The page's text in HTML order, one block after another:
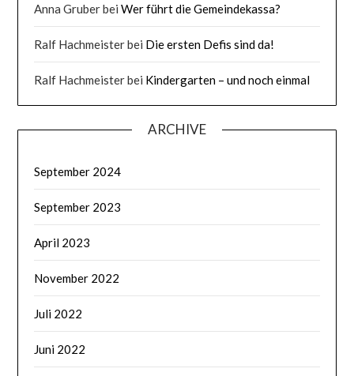
Anna GruberbeiWer führt die Gemeindekassa?
Ralf Hachmeisterbei Die ersten Defis sind da!
Ralf Hachmeisterbei Kindergarten – und noch einmal
ARCHIVE
September 2024
September 2023
April 2023
November 2022
Juli 2022
Juni 2022